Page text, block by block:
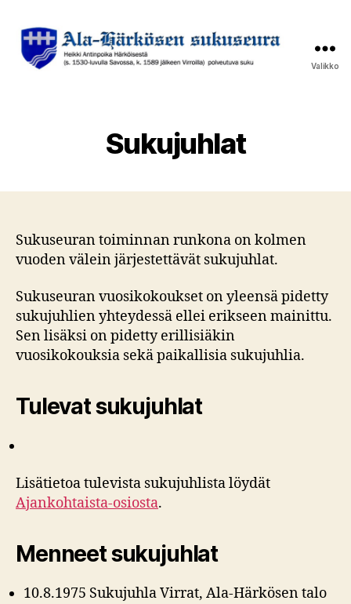
Valikko
Sukujuhlat
Sukuseuran toiminnan runkona on kolmen
vuoden välein järjestettävät sukujuhlat.
Sukuseuran vuosikokoukset on yleensä pidetty
sukujuhlien yhteydessä ellei erikseen mainittu.
Sen lisäksi on pidetty erillisiäkin
vuosikokouksia sekä paikallisia sukujuhlia.
Tulevat sukujuhlat
Lisätietoa tulevista sukujuhlista löydät
Ajankohtaista-osiosta.
Menneet sukujuhlat
10.8.1975 Sukujuhla Virrat, Ala-Härkösen talo